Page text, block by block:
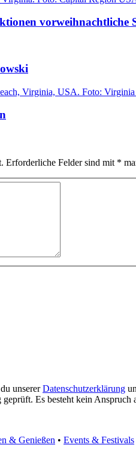
vorweihnachtliche
Erforderliche Felder sind mit *
unsererDatenschutzerklärung
Es besteht kein
& Genießen • Events & Festivals